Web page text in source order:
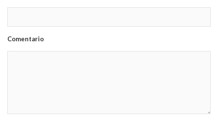
Comentario